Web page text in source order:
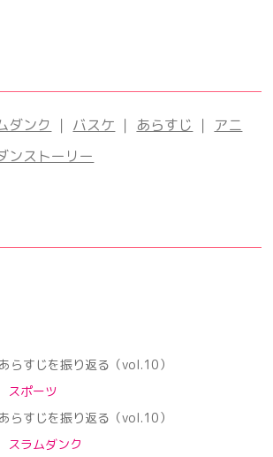
ダンク ｜ バスケ ｜ あらすじ ｜ アニ
ンストーリー
らすじを振り返る（vol.10）
スポーツ
らすじを振り返る（vol.10）
スラムダンク